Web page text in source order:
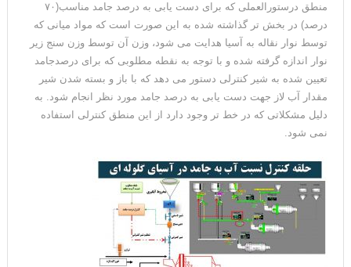
منطق درستورالعملی که برای دست یابی به درصد جامد مناسب(۷۰
درصد) در بخش تر گذاشته شده به این صورت است که مواد میانی که
توسط نوار نقاله به آسیا هدایت می شود، وزن آن توسط وزن سنج زیر
نوار اندازه گرفته شده و با توجه به نقطه مطلوبی که برای درصدجامد
تعیین شده به شیر کنترلی دستور می دهد که با باز و بسته شدن شیر
مقدار آب لاز جهت دست یابی به درصد جامد مورد نظر انجام شود. به
دلیل مشکلاتی که در خط تر وجود دارد از این منطق کنترلی استفاده
نمی شود.